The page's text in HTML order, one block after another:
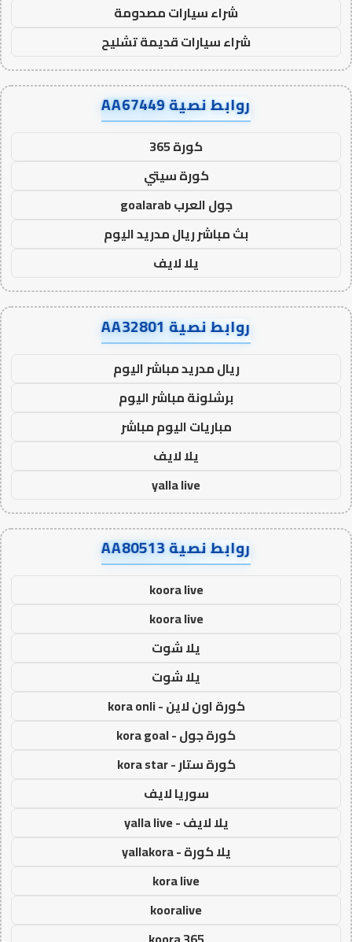
شراء سيارات مصدومة
شراء سيارات قديمة تشليح
روابط نصية AA67449
كورة 365
كورة سيتي
جول العرب goalarab
بث مباشر ريال مدريد اليوم
يلا لايف
روابط نصية AA32801
ريال مدريد مباشر اليوم
برشلونة مباشر اليوم
مباريات اليوم مباشر
يلا لايف
yalla live
روابط نصية AA80513
koora live
koora live
يلا شوت
يلا شوت
كورة اون لاين - kora onli
كورة جول - kora goal
كورة ستار - kora star
سوريا لايف
يلا لايف - yalla live
يلا كورة - yallakora
kora live
kooralive